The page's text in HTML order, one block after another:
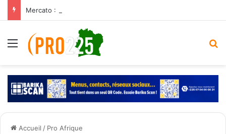
Menu
Accueil / Pro Afrique